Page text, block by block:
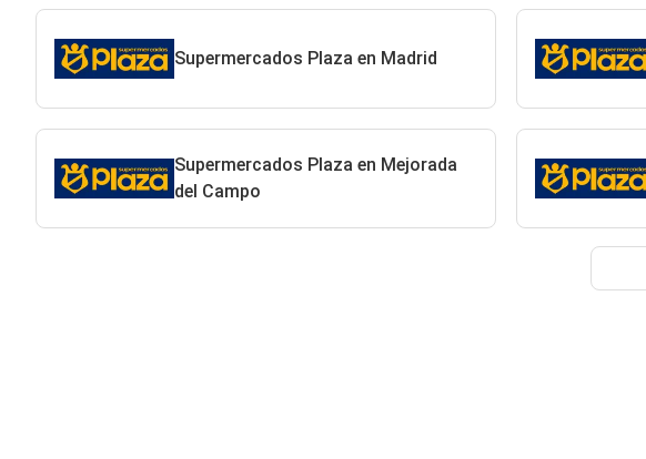
Supermercados Plaza en Madrid
Supermercados Plaza en Mejorada
del Campo